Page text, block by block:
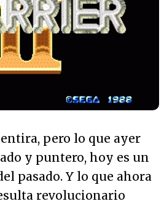
pero lo que ayer
y puntero, hoy es un
pasado. Y lo que ahora
revolucionario